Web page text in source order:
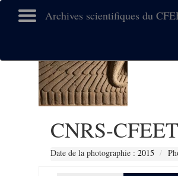
Archives scientifiques du
CNRS-
Date de la photographie : 2015